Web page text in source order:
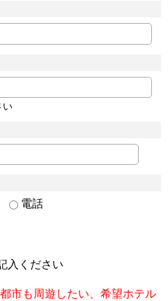
い
電話
入ください
市も周遊したい、希望ホテル